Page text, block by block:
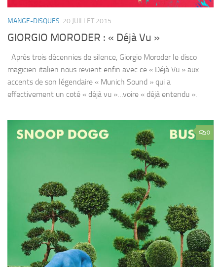
MANGE-DISQUES 20 JUILLET 2015
GIORGIO MORODER : « Déjà Vu »
Après trois décennies de silence, Giorgio Moroder le disco
magicien italien nous revient enfin avec ce « Déjà Vu » aux
accents de son légendaire « Munich Sound » qui a
effectivement un coté « déjà vu »…voire « déjà entendu ».
0